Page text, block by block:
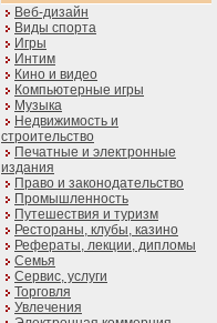
Веб-дизайн
Виды спорта
Игры
Интим
Кино и видео
Компьютерные игры
Музыка
Недвижимость и
строительство
Печатные и электронные
издания
Право и законодательство
Промышленность
Путешествия и туризм
Рестораны, клубы, казино
Рефераты, лекции, дипломы
Семья
Сервис, услуги
Торговля
Увлечения